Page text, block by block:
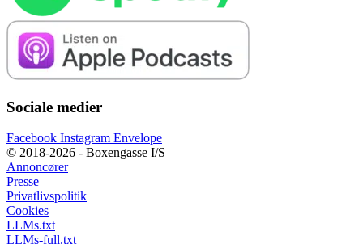
Sociale medier
Facebook Instagram Envelope
© 2018-2026 - Boxengasse I/S
Annoncører
Presse
Privatlivspolitik
Cookies
LLMs.txt
LLMs-full.txt